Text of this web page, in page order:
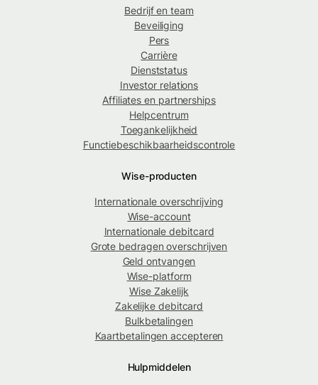
Bedrijf en team
Beveiliging
Pers
Carrière
Dienststatus
Investor relations
Affiliates en partnerships
Helpcentrum
Toegankelijkheid
Functiebeschikbaarheidscontrole
Wise-producten
Internationale overschrijving
Wise-account
Internationale debitcard
Grote bedragen overschrijven
Geld ontvangen
Wise-platform
Wise Zakelijk
Zakelijke debitcard
Bulkbetalingen
Kaartbetalingen accepteren
Hulpmiddelen